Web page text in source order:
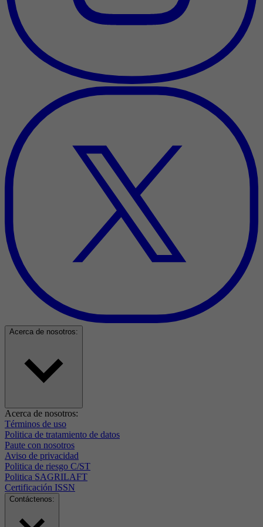
Acerca de nosotros:
Acerca de nosotros:
Términos de uso
Politica de tratamiento de datos
Paute con nosotros
Aviso de privacidad
Politica de riesgo C/ST
Politica SAGRILAFT
Certificación ISSN
Contáctenos: